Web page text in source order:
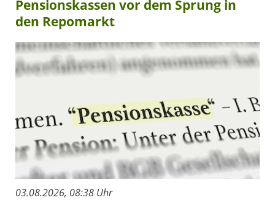
Pensionskassen vor dem Sprung in
den Repomarkt
03.08.2026, 08:38 Uhr